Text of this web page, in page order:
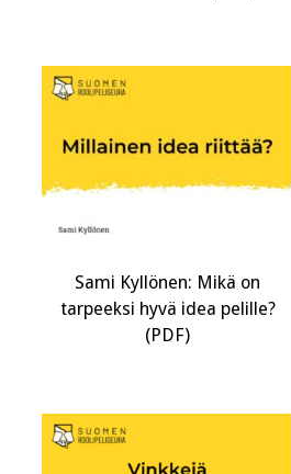
Sami Kyllönen: Mikä on
tarpeeksi hyvä idea pelille?
(PDF)